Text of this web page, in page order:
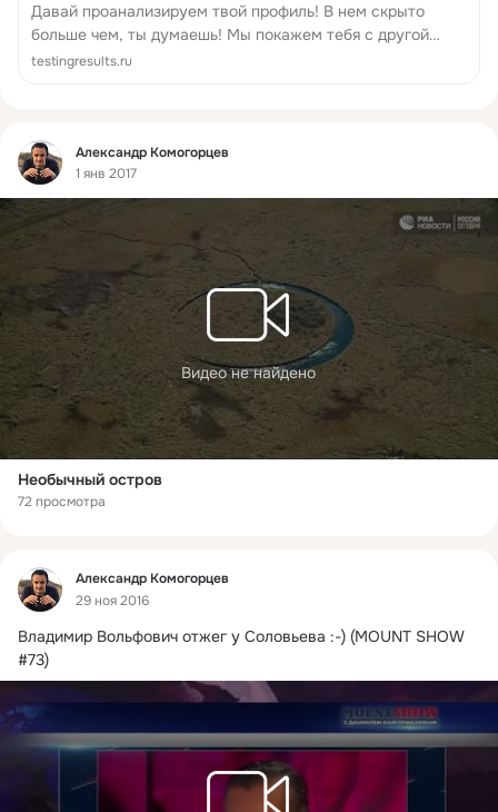
Давай проанализируем твой профиль! В нем скрыто
больше чем, ты думаешь! Мы покажем тебя с другой
стороны! Не терпится узнать результат? Просто нажми
testingresults.ru
Фид
Александр Комогорцев
1 янв 2017
Видео не найдено
Необычный остров
72 просмотра
Фид
Александр Комогорцев
29 ноя 2016
Владимир Вольфович отжег у Соловьева :-) (MOUNT SHOW
#73)